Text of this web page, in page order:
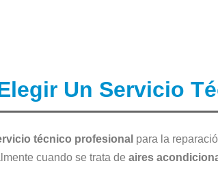
Un Servicio
técnico profesional para la
cuando se trata de aires